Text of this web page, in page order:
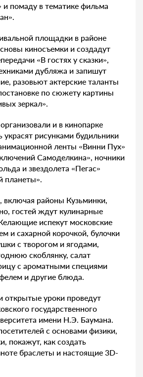
помаду в тематике фильма
площадки в районе
киносъемки и создадут
«В гостях у сказки»,
дубляжа и запишут
разовьют актерские таланты
по сюжету картины
зеркал».
и в кинопарке
украсят рисунками будильники
ленты «Винни Пух»
Самоделкина», ночники
и звездолета «Пегас»
планеты».
районы Кузьминки,
гостей ждут кулинарные
испекут московские
и сахарной корочкой, булочки
с творогом и ягодами,
скоблянку, салат
с ароматными специями
и другие блюда.
открытые уроки проведут
государственного
имени Н.Э. Баумана.
с основами физики,
покажут, как создать
браслеты и настоящие 3D-